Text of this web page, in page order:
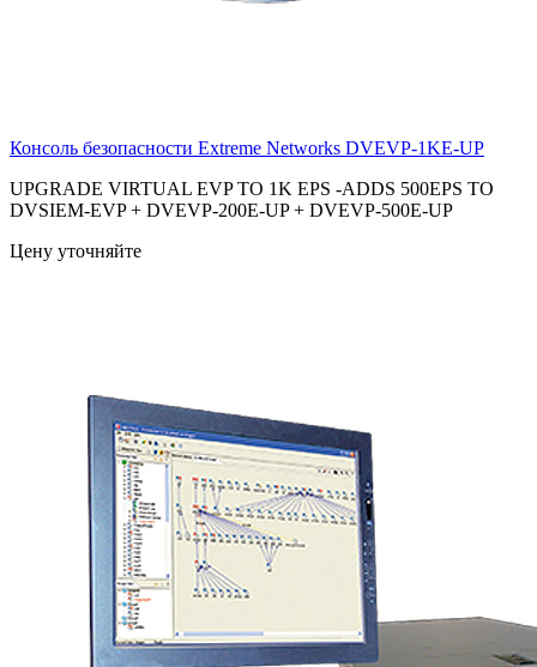
Консоль безопасности Extreme Networks DVEVP-1KE-UP
UPGRADE VIRTUAL EVP TO 1K EPS -ADDS 500EPS TO
DVSIEM-EVP + DVEVP-200E-UP + DVEVP-500E-UP
Цену уточняйте